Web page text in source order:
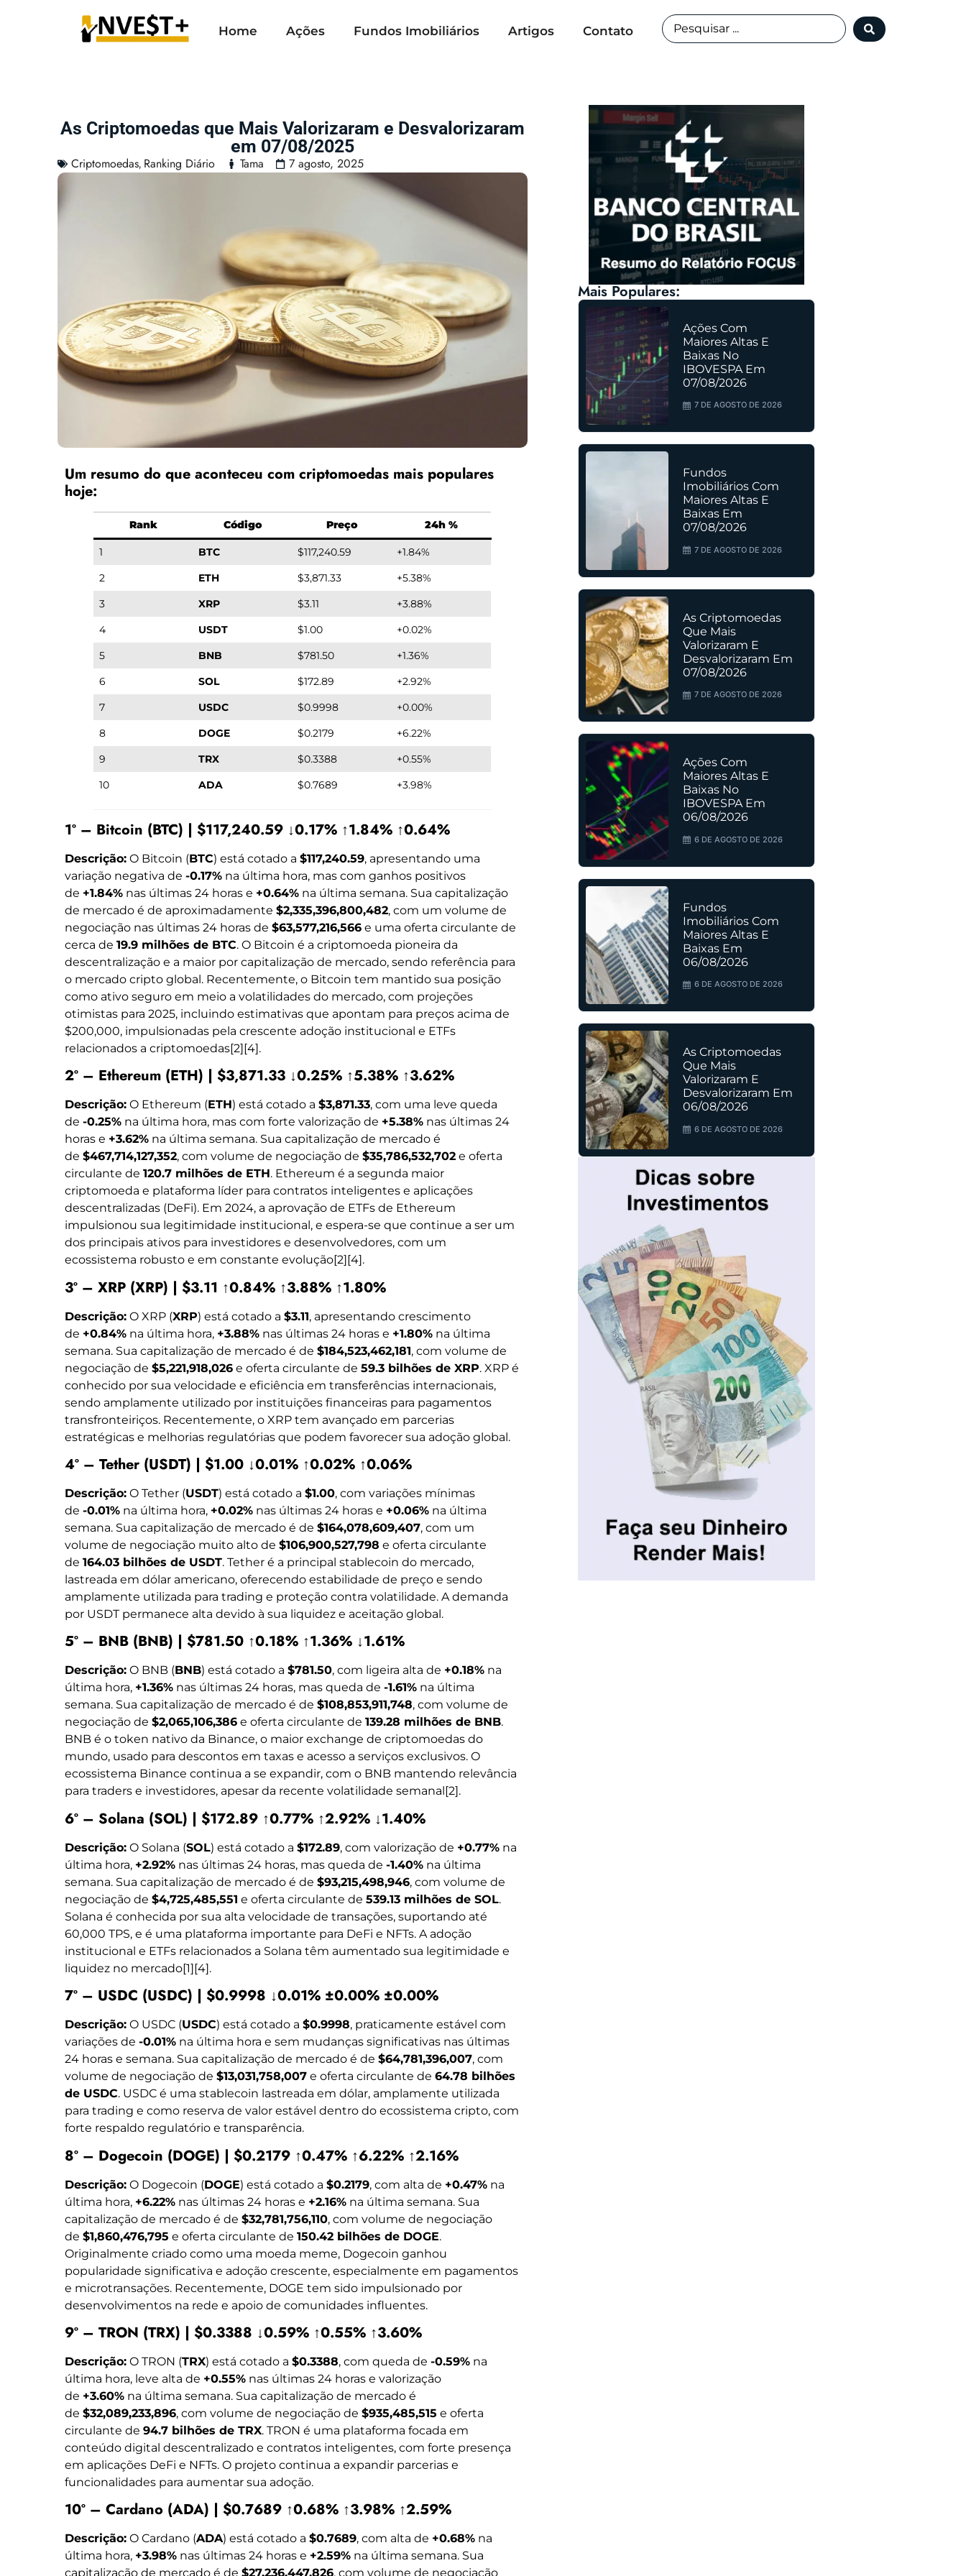
Home Ações Fundos Imobiliários Artigos Contato
As Criptomoedas que Mais Valorizaram e Desvalorizaram
em 07/08/2025
Criptomoedas, Ranking Diário Tama 7 agosto, 2025
Um resumo do que aconteceu com criptomoedas mais populares
hoje:
Rank Código Preço 24h %
1 BTC $117,240.59
+1.84%
2
ETH $3,871.33
+5.38%
3
XRP $3.11
+3.88%
4
USDT $1.00
+0.02%
5
BNB $781.50
+1.36%
6
SOL $172.89
+2.92%
7
USDC $0.9998
+0.00%
8
DOGE $0.2179
+6.22%
9
TRX $0.3388
+0.55%
10
ADA $0.7689 +3.98%
1º – Bitcoin (BTC) | $117,240.59 ↓0.17% ↑1.84% ↑0.64%
Descrição: O Bitcoin (BTC) está cotado a $117,240.59, apresentando uma
variação negativa de -0.17% na última hora, mas com ganhos positivos
de +1.84% nas últimas 24 horas e +0.64% na última semana. Sua capitalização
de mercado é de aproximadamente $2,335,396,800,482, com um volume de
negociação nas últimas 24 horas de $63,577,216,566 e uma oferta circulante de
cerca de 19.9 milhões de BTC. O Bitcoin é a criptomoeda pioneira da
descentralização e a maior por capitalização de mercado, sendo referência para
o mercado cripto global. Recentemente, o Bitcoin tem mantido sua posição
como ativo seguro em meio a volatilidades do mercado, com projeções
otimistas para 2025, incluindo estimativas que apontam para preços acima de
$200,000, impulsionadas pela crescente adoção institucional e ETFs
relacionados a criptomoedas[2][4].
2º – Ethereum (ETH) | $3,871.33 ↓0.25% ↑5.38% ↑3.62%
Descrição: O Ethereum (ETH) está cotado a $3,871.33, com uma leve queda
de -0.25% na última hora, mas com forte valorização de +5.38% nas últimas 24
horas e +3.62% na última semana. Sua capitalização de mercado é
de $467,714,127,352, com volume de negociação de $35,786,532,702 e oferta
circulante de 120.7 milhões de ETH. Ethereum é a segunda maior
criptomoeda e plataforma líder para contratos inteligentes e aplicações
descentralizadas (DeFi). Em 2024, a aprovação de ETFs de Ethereum
impulsionou sua legitimidade institucional, e espera-se que continue a ser um
dos principais ativos para investidores e desenvolvedores, com um
ecossistema robusto e em constante evolução[2][4].
3º – XRP (XRP) | $3.11 ↑0.84% ↑3.88% ↑1.80%
Descrição: O XRP (XRP) está cotado a $3.11, apresentando crescimento
de +0.84% na última hora, +3.88% nas últimas 24 horas e +1.80% na última
semana. Sua capitalização de mercado é de $184,523,462,181, com volume de
negociação de $5,221,918,026 e oferta circulante de 59.3 bilhões de XRP. XRP é
conhecido por sua velocidade e eficiência em transferências internacionais,
sendo amplamente utilizado por instituições financeiras para pagamentos
transfronteiriços. Recentemente, o XRP tem avançado em parcerias
estratégicas e melhorias regulatórias que podem favorecer sua adoção global.
4º – Tether (USDT) | $1.00 ↓0.01% ↑0.02% ↑0.06%
Descrição: O Tether (USDT) está cotado a $1.00, com variações mínimas
de -0.01% na última hora, +0.02% nas últimas 24 horas e +0.06% na última
semana. Sua capitalização de mercado é de $164,078,609,407, com um
volume de negociação muito alto de $106,900,527,798 e oferta circulante
de 164.03 bilhões de USDT. Tether é a principal stablecoin do mercado,
lastreada em dólar americano, oferecendo estabilidade de preço e sendo
amplamente utilizada para trading e proteção contra volatilidade. A demanda
por USDT permanece alta devido à sua liquidez e aceitação global.
5º – BNB (BNB) | $781.50 ↑0.18% ↑1.36% ↓1.61%
Descrição: O BNB (BNB) está cotado a $781.50, com ligeira alta de +0.18% na
última hora, +1.36% nas últimas 24 horas, mas queda de -1.61% na última
semana. Sua capitalização de mercado é de $108,853,911,748, com volume de
negociação de $2,065,106,386 e oferta circulante de 139.28 milhões de BNB.
BNB é o token nativo da Binance, o maior exchange de criptomoedas do
mundo, usado para descontos em taxas e acesso a serviços exclusivos. O
ecossistema Binance continua a se expandir, com o BNB mantendo relevância
para traders e investidores, apesar da recente volatilidade semanal[2].
6º – Solana (SOL) | $172.89 ↑0.77% ↑2.92% ↓1.40%
Descrição: O Solana (SOL) está cotado a $172.89, com valorização de +0.77% na
última hora, +2.92% nas últimas 24 horas, mas queda de -1.40% na última
semana. Sua capitalização de mercado é de $93,215,498,946, com volume de
negociação de $4,725,485,551 e oferta circulante de 539.13 milhões de SOL.
Solana é conhecida por sua alta velocidade de transações, suportando até
60,000 TPS, e é uma plataforma importante para DeFi e NFTs. A adoção
institucional e ETFs relacionados a Solana têm aumentado sua legitimidade e
liquidez no mercado[1][4].
7º – USDC (USDC) | $0.9998 ↓0.01% ±0.00% ±0.00%
Descrição: O USDC (USDC) está cotado a $0.9998, praticamente estável com
variações de -0.01% na última hora e sem mudanças significativas nas últimas
24 horas e semana. Sua capitalização de mercado é de $64,781,396,007, com
volume de negociação de $13,031,758,007 e oferta circulante de 64.78 bilhões
de USDC. USDC é uma stablecoin lastreada em dólar, amplamente utilizada
para trading e como reserva de valor estável dentro do ecossistema cripto, com
forte respaldo regulatório e transparência.
8º – Dogecoin (DOGE) | $0.2179 ↑0.47% ↑6.22% ↑2.16%
Descrição: O Dogecoin (DOGE) está cotado a $0.2179, com alta de +0.47% na
última hora, +6.22% nas últimas 24 horas e +2.16% na última semana. Sua
capitalização de mercado é de $32,781,756,110, com volume de negociação
de $1,860,476,795 e oferta circulante de 150.42 bilhões de DOGE.
Originalmente criado como uma moeda meme, Dogecoin ganhou
popularidade significativa e adoção crescente, especialmente em pagamentos
e microtransações. Recentemente, DOGE tem sido impulsionado por
desenvolvimentos na rede e apoio de comunidades influentes.
9º – TRON (TRX) | $0.3388 ↓0.59% ↑0.55% ↑3.60%
Descrição: O TRON (TRX) está cotado a $0.3388, com queda de -0.59% na
última hora, leve alta de +0.55% nas últimas 24 horas e valorização
de +3.60% na última semana. Sua capitalização de mercado é
de $32,089,233,896, com volume de negociação de $935,485,515 e oferta
circulante de 94.7 bilhões de TRX. TRON é uma plataforma focada em
conteúdo digital descentralizado e contratos inteligentes, com forte presença
em aplicações DeFi e NFTs. O projeto continua a expandir parcerias e
funcionalidades para aumentar sua adoção.
10º – Cardano (ADA) | $0.7689 ↑0.68% ↑3.98% ↑2.59%
Descrição: O Cardano (ADA) está cotado a $0.7689, com alta de +0.68% na
última hora, +3.98% nas últimas 24 horas e +2.59% na última semana. Sua
capitalização de mercado é de $27,236,447,826, com volume de negociação
Mais Populares:
Ações Com
Maiores Altas E
Baixas No
IBOVESPA Em
07/08/2026
7 DE AGOSTO DE 2026
Fundos
Imobiliários Com
Maiores Altas E
Baixas Em
07/08/2026
7 DE AGOSTO DE 2026
As Criptomoedas
Que Mais
Valorizaram E
Desvalorizaram Em
07/08/2026
7 DE AGOSTO DE 2026
Ações Com
Maiores Altas E
Baixas No
IBOVESPA Em
06/08/2026
6 DE AGOSTO DE 2026
Fundos
Imobiliários Com
Maiores Altas E
Baixas Em
06/08/2026
6 DE AGOSTO DE 2026
As Criptomoedas
Que Mais
Valorizaram E
Desvalorizaram Em
06/08/2026
6 DE AGOSTO DE 2026